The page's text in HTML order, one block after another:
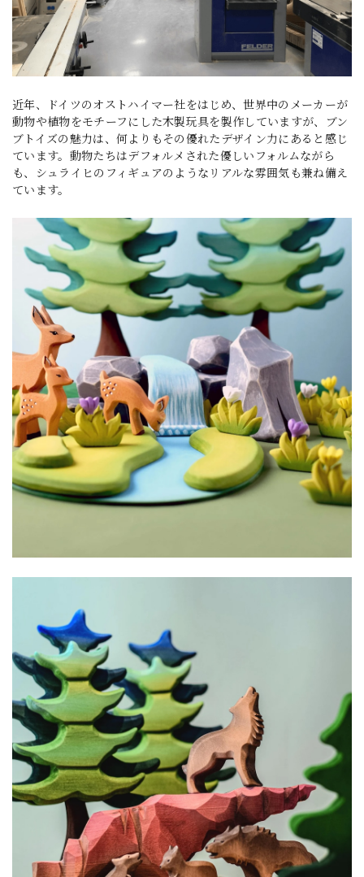
近年、ドイツのオストハイマー社をはじめ、世界中のメーカーが
動物や植物をモチーフにした木製玩具を製作していますが、ブン
ブトイズの魅力は、何よりもその優れたデザイン力にあると感じ
ています。動物たちはデフォルメされた優しいフォルムながら
も、シュライヒのフィギュアのようなリアルな雰囲気も兼ね備え
ています。